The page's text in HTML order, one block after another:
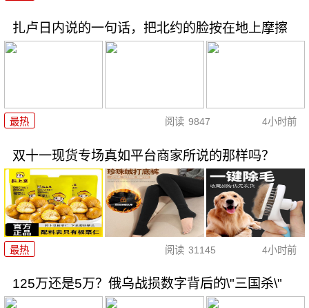
扎卢日内说的一句话，把北约的脸按在地上摩擦
最热 阅读 9847 4小时前
双十一现货专场真如平台商家所说的那样吗？
最热 阅读 31145 4小时前
125万还是5万？俄乌战损数字背后的\"三国杀\"